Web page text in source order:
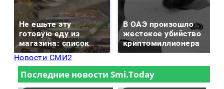
Не ешьте эту
готовую еду из
магазина: список
В ОАЭ произошло
жестокое убийство
криптомиллионера
Новости СМИ2